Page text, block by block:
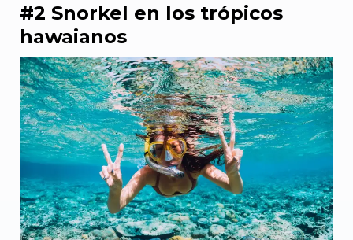
#2 Snorkel en los trópicos
hawaianos